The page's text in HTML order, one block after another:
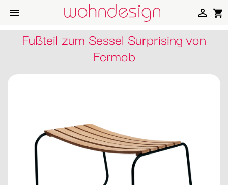
 shopping_cart

Fußteil zum Sessel Surprising von
Fermob